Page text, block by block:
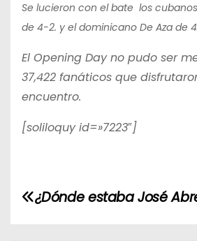
Se lucieron con el bate los
de 4-2. y el dominicano De Aza de
El Opening Day no pudo ser
37,422 fanáticos que
encuentro.
[soliloquy id=»7223″]
N¿Dónde estaba José